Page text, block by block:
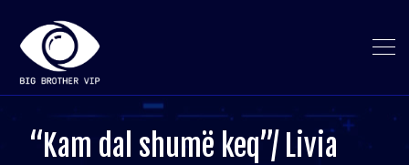
“Kam dal shumë keq”/ Livia